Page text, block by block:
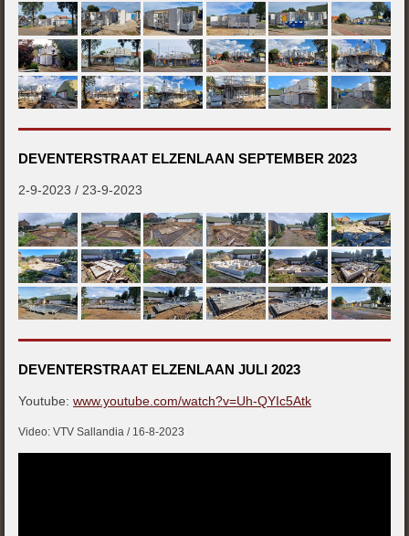
DEVENTERSTRAAT ELZENLAAN SEPTEMBER 2023
2-9-2023 / 23-9-2023
DEVENTERSTRAAT ELZENLAAN JULI 2023
Youtube: www.youtube.com/watch?v=Uh-QYIc5Atk
Video: VTV Sallandia / 16-8-2023